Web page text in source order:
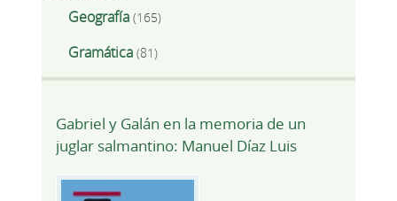
Geografía (165)
Gramática (81)
Gabriel y Galán en la memoria de un
juglar salmantino: Manuel Díaz Luis